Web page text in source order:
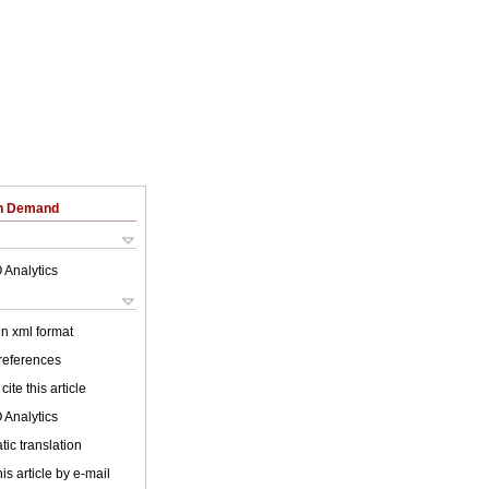
Demand
Analytics
xml format
this article
Analytics
translation
article by e-mail